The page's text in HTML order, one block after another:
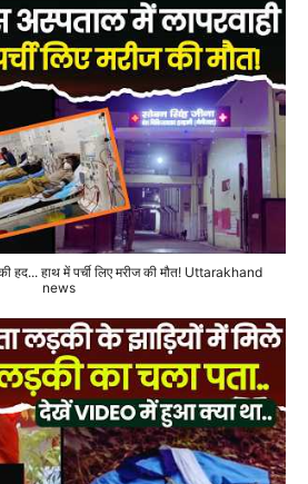
की हद... हाथ में पर्ची लिए मरीज की मौत! Uttarakhand
news